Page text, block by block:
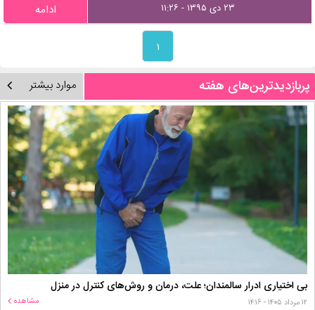
۲۳ دی ۱۳۹۵ - ۱۱:۲۶ ادامه
۱
پربازدیدترین‌های هفته موارد بیشتر
بی اختیاری ادرار سالمندان؛ علت، درمان و روش‌های کنترل در منزل
۱۲ مرداد ۱۴۰۵ - ۱۴:۱۶ مشاهده